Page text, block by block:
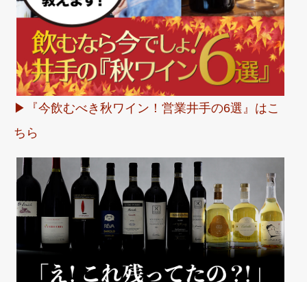
▶︎『今飲むべき秋ワイン！営業井手の6選』はこ
ちら